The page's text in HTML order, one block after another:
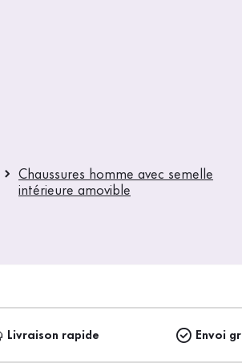
Chaussures homme avec semelle
intérieure amovible
Livraison rapide Envoi